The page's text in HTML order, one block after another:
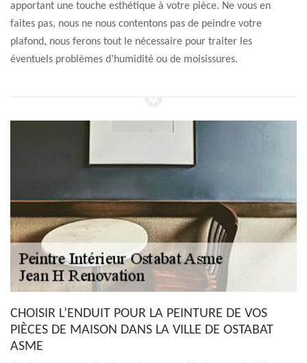
apportant une touche esthétique à votre pièce. Ne vous en
faites pas, nous ne nous contentons pas de peindre votre
plafond, nous ferons tout le nécessaire pour traiter les
éventuels problèmes d’humidité ou de moisissures.
CHOISIR L’ENDUIT POUR LA PEINTURE DE VOS
PIÈCES DE MAISON DANS LA VILLE DE OSTABAT
ASME